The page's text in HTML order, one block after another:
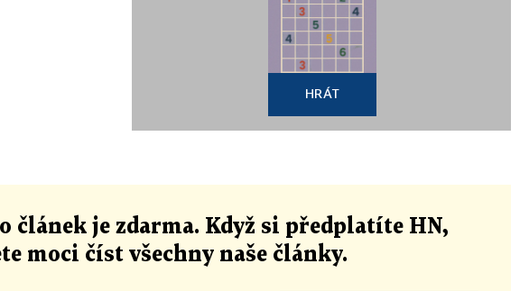
HRÁT
článek je zdarma. Když si předplatíte HN,
moci číst všechny naše články.